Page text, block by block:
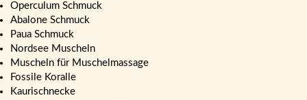
Operculum Schmuck
Abalone Schmuck
Paua Schmuck
Nordsee Muscheln
Muscheln für Muschelmassage
Fossile Koralle
Kaurischnecke